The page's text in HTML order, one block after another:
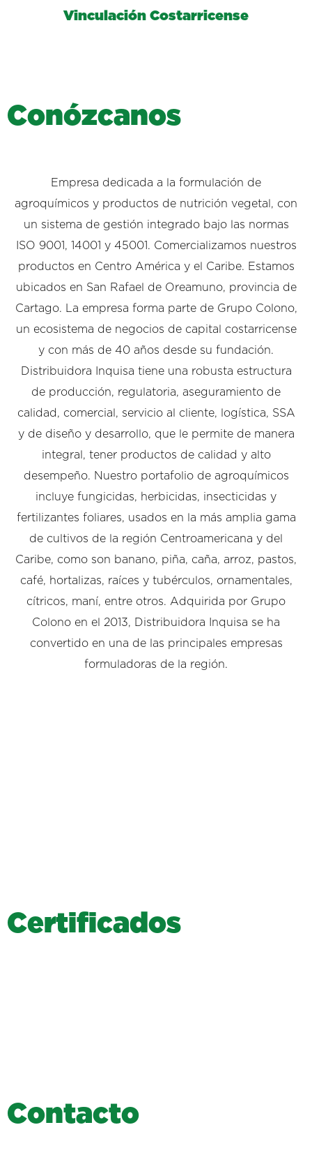
Vinculación Costarricense
Conózcanos
Empresa dedicada a la formulación de
agroquímicos y productos de nutrición vegetal, con
un sistema de gestión integrado bajo las normas
ISO 9001, 14001 y 45001. Comercializamos nuestros
productos en Centro América y el Caribe. Estamos
ubicados en San Rafael de Oreamuno, provincia de
Cartago. La empresa forma parte de Grupo Colono,
un ecosistema de negocios de capital costarricense
y con más de 40 años desde su fundación.
Distribuidora Inquisa tiene una robusta estructura
de producción, regulatoria, aseguramiento de
calidad, comercial, servicio al cliente, logística, SSA
y de diseño y desarrollo, que le permite de manera
integral, tener productos de calidad y alto
desempeño. Nuestro portafolio de agroquímicos
incluye fungicidas, herbicidas, insecticidas y
fertilizantes foliares, usados en la más amplia gama
de cultivos de la región Centroamericana y del
Caribe, como son banano, piña, caña, arroz, pastos,
café, hortalizas, raíces y tubérculos, ornamentales,
cítricos, maní, entre otros. Adquirida por Grupo
Colono en el 2013, Distribuidora Inquisa se ha
convertido en una de las principales empresas
formuladoras de la región.
Certificad os
Contacto